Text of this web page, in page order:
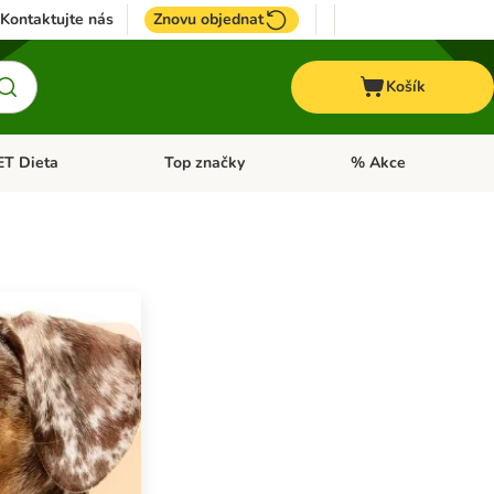
Kontaktujte nás Znovu objednat
Košík
menu: Koně
Dieta Otevřít menu: + VET Dieta
Top značky Otevřít menu: Top
% Akce